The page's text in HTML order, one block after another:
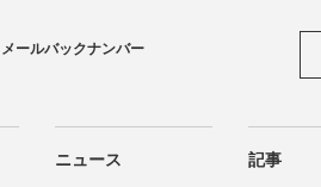
メールバックナンバー
ニュース 記事